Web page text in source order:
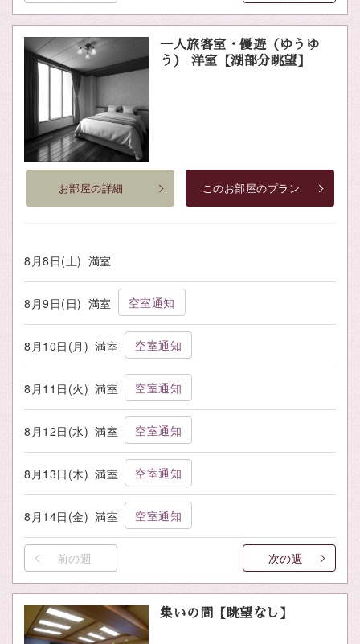
一人旅客室・優遊（ゆうゆ
う） 洋室【湖部分眺望】
お部屋の詳細 このお部屋のプラン
8月8日(土) 満室
8月9日(日) 満室 空室通知
8月10日(月) 満室 空室通知
8月11日(火) 満室 空室通知
8月12日(水) 満室 空室通知
8月13日(木) 満室 空室通知
8月14日(金) 満室 空室通知
前の週 次の週
集いの間【眺望なし】